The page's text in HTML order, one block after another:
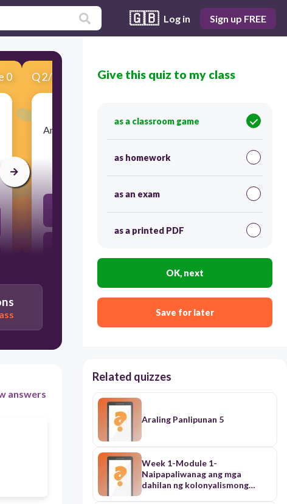
🇬🇧 Log in Sign up FREE
0 Q2/10 Score 0
​Ang Pilipinas ay matatagpuan sa Timog-silangan.
15
Mali
answers
Give this quiz to my class
as a classroom game
as homework
as an exam
as a printed PDF
OK, next
Save for later
Related quizzes
Araling Panlipunan 5
Week 1-Module 1-
Naipapaliwanag ang mga
dahilan ng kolonyalismong
Espanyol